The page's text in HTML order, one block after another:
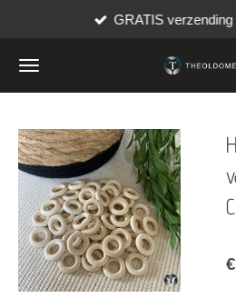
naar
de
GRATIS